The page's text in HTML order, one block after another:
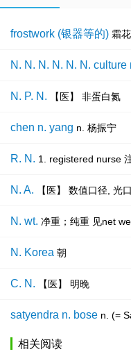
frostwork (银器等的) 霜
N. N. N. N. N. N. culture
N. P. N. 【医】 非蛋白氮
chen n. yang n. 杨振宁
R. N. 1. registered nurse
N. A. 【医】 数值口径, 光口
N. wt. 净重；纯重 见net
N. Korea 朝
C. N. 【医】 明晚
satyendra n. bose n. (=
相关阅读